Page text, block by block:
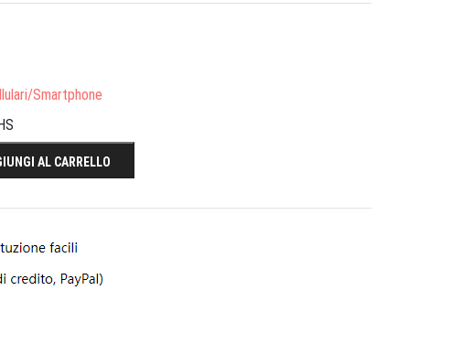
Smartphone
AL CARRELLO